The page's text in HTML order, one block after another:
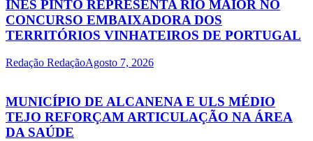
INÊS PINTO REPRESENTA RIO MAIOR NO
CONCURSO EMBAIXADORA DOS
TERRITÓRIOS VINHATEIROS DE PORTUGAL
Redação RedaçãoAgosto 7, 2026
MUNICÍPIO DE ALCANENA E ULS MÉDIO
TEJO REFORÇAM ARTICULAÇÃO NA ÁREA
DA SAÚDE